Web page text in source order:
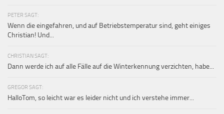
PETER SAGT:
Wenn die eingefahren, und auf Betriebstemperatur sind, geht einiges
Christian! Und...
CHRISTIAN SAGT:
Dann werde ich auf alle Fälle auf die Winterkennung verzichten, habe...
GREGOR SAGT:
HalloTom, so leicht war es leider nicht und ich verstehe immer...